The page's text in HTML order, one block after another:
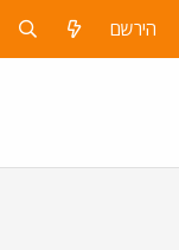
הירשם